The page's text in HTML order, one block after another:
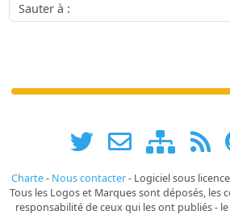
Charte- Nous contacter- Logiciel sous licence
Tous les Logos et Marques sont déposés, les
responsabilité de ceux qui les ont publiés -